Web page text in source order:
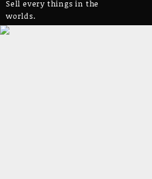
Sell every things in the
worlds.